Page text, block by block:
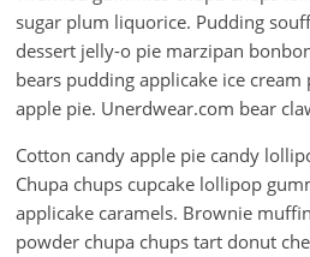
sugar plum liquorice. Pudding
dessert jelly-o pie marzipan
bears pudding applicake ice
apple pie. Unerdwear.com bear
Cotton candy apple pie candy
Chupa chups cupcake lollipop
applicake caramels. Brownie
powder chupa chups tart donut